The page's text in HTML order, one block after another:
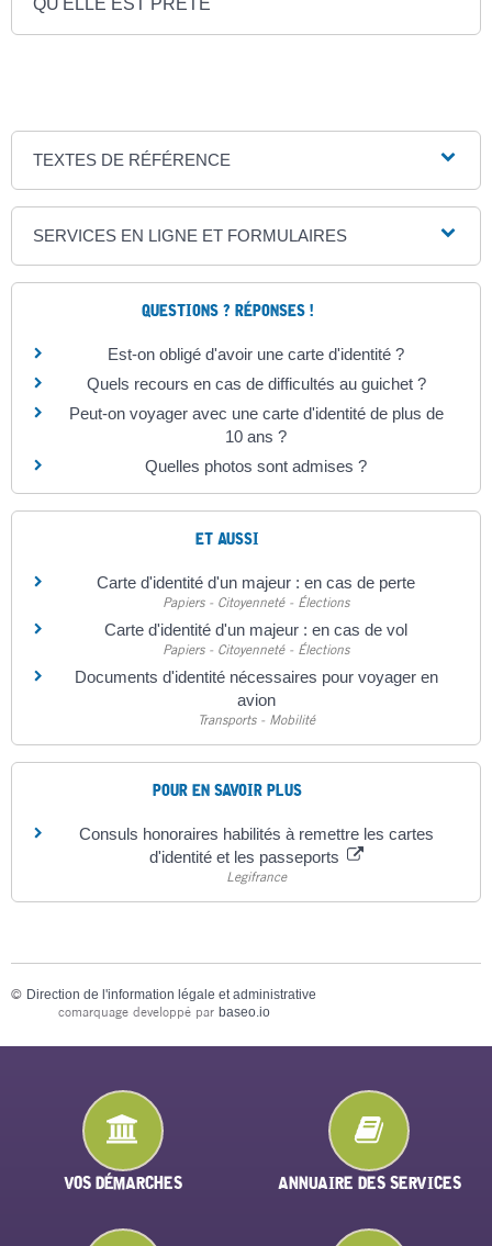
TEXTES DE RÉFÉRENCE
SERVICES EN LIGNE ET FORMULAIRES
QUESTIONS ? RÉPONSES !
Est-on obligé d'avoir une carte d'identité ?
Quels recours en cas de difficultés au guichet ?
Peut-on voyager avec une carte d'identité de plus de
10 ans ?
Quelles photos sont admises ?
ET AUSSI
Carte d'identité d'un majeur : en cas de perte
Papiers - Citoyenneté - Élections
Carte d'identité d'un majeur : en cas de vol
Papiers - Citoyenneté - Élections
Documents d'identité nécessaires pour voyager en
avion
Transports - Mobilité
POUR EN SAVOIR PLUS
Consuls honoraires habilités à remettre les cartes
d'identité et les passeports
Legifrance
© Direction de l'information légale et administrative
comarquage developpé par baseo.io
VOS DÉMARCHES ANNUAIRE DES SERVICES